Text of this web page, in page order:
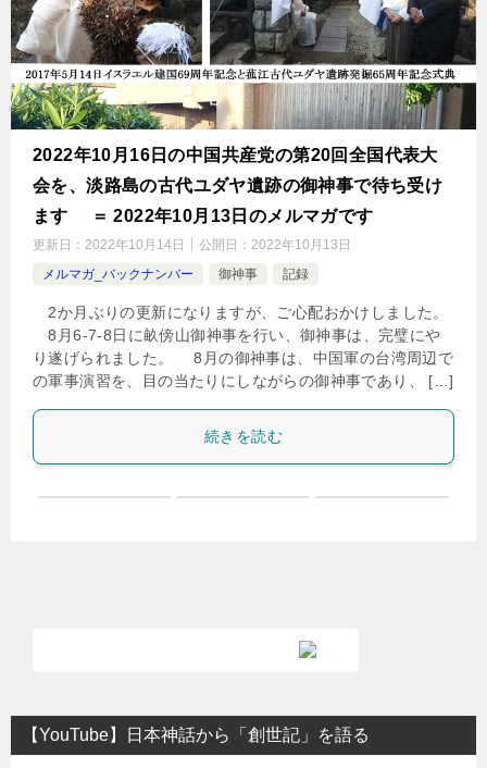
2022年10月16日の中国共産党の第20回全国代表大
会を、淡路島の古代ユダヤ遺跡の御神事で待ち受け
ます ＝ 2022年10月13日のメルマガです
更新日： 2022年10月14日 公開日： 2022年10月13日
メルマガ_バックナンバー
御神事 記録
2か月ぶりの更新になりますが、ご心配おかけしました。
8月6-7-8日に畝傍山御神事を行い、御神事は、完璧にや
り遂げられました。 8月の御神事は、中国軍の台湾周辺で
の軍事演習を、目の当たりにしながらの御神事であり、 […]
続きを読む
【YouTube】日本神話から「創世記」を語る